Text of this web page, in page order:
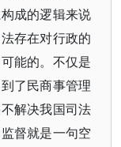
成的逻辑来说
存在对行政的
能的。不仅是
了民商事管理
解决我国司法
督就是一句空